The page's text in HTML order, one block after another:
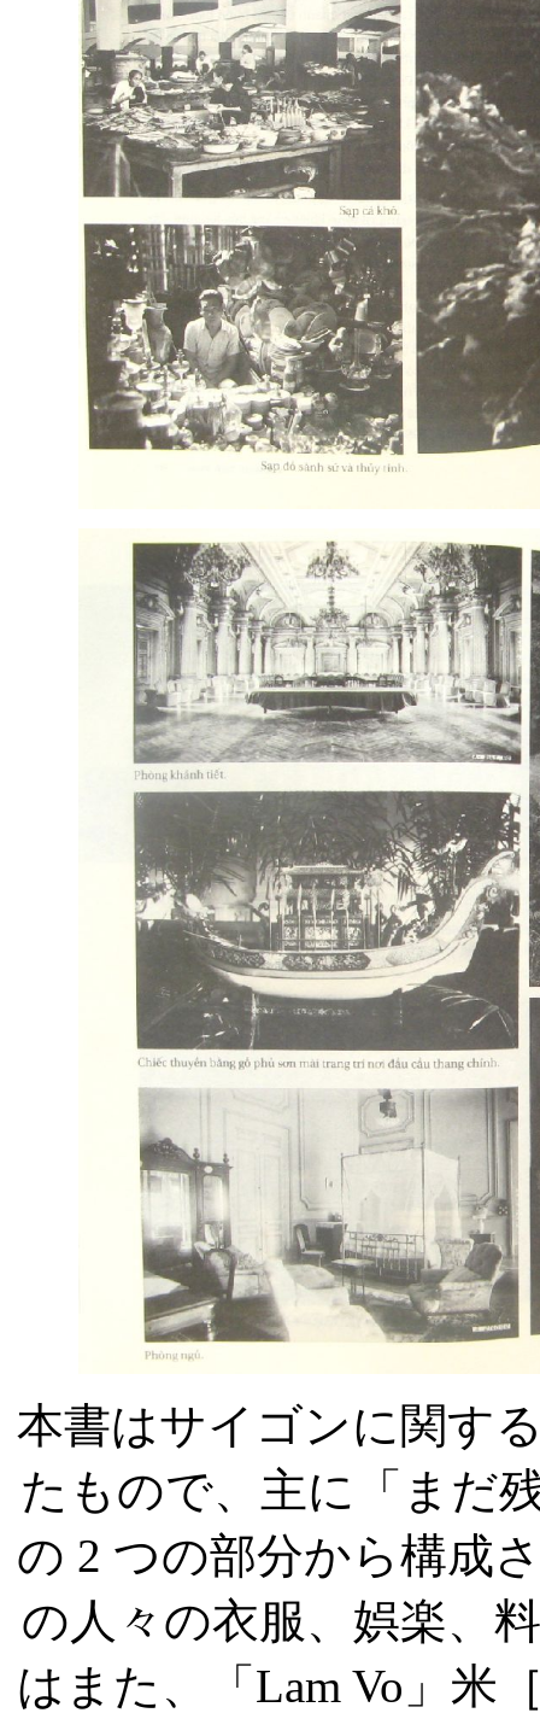
本書はサイゴンに関す
たもので、主に「まだ
の 2 つの部分から構成
の人々の衣服、娯楽、
はまた、「 Lam Vo 」米